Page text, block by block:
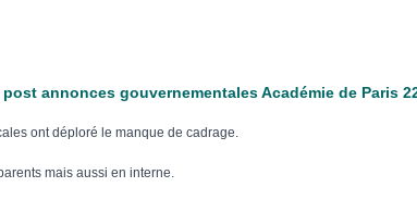
annonces gouvernementales Académie de Paris
ont déploré le manque de cadrage.
mais aussi en interne.